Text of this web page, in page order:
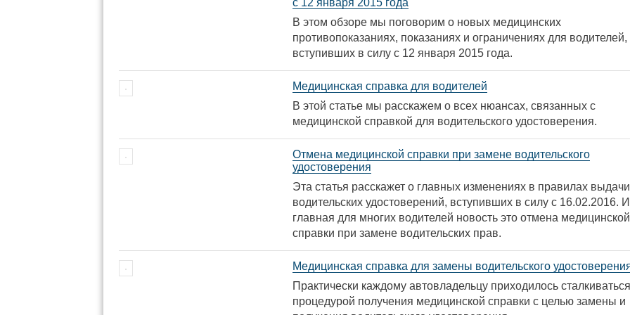
с 12 января 2015 года
В этом обзоре мы поговорим о новых медицинских
противопоказаниях, показаниях и ограничениях для водителей,
вступивших в силу с 12 января 2015 года.
Медицинская справка для водителей
В этой статье мы расскажем о всех нюансах, связанных с
медицинской справкой для водительского удостоверения.
Отмена медицинской справки при замене водительского
удостоверения
Эта статья расскажет о главных изменениях в правилах выдачи
водительских удостоверений, вступивших в силу с 16.02.2016. И
главная для многих водителей новость это отмена медицинской
справки при замене водительских прав.
Медицинская справка для замены водительского
Практически каждому автовладельцу приходилось
процедурой получения медицинской справки с целью замены и